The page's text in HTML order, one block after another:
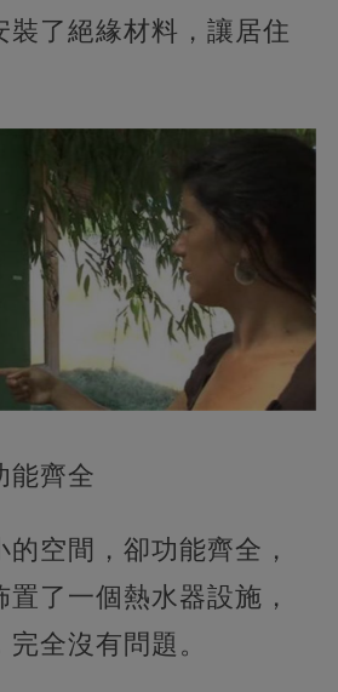
裝了絕緣材料，讓居住
能齊全
空間，卻功能齊全，
了一個熱水器設施，
全沒有問題。